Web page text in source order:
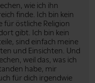
wie ich ihn
finde. Ich bin kein
für östliche Religion
gibt. Ich bin kein
sind einfach meine
und Einsichten. Und
weil das, was ich
habe, mir
für dich irgendwie